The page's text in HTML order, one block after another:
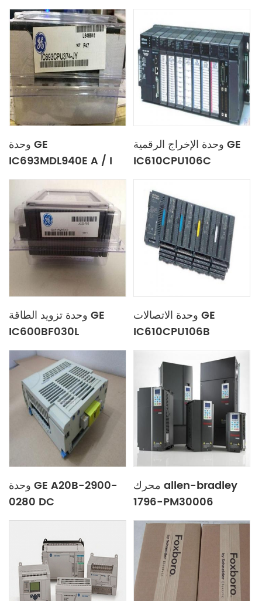
وحدة GE
IC693MDL940E A / I
وحدة الإخراج الرقمية GE
IC610CPU106C
وحدة تزويد الطاقة GE
IC600BF030L
وحدة الاتصالات GE
IC610CPU106B
وحدة GE A20B-2900-
0280 DC
محرك allen-bradley
1796-PM30006
powerflex 40